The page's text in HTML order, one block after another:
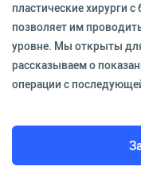
пластические хирурги
позволяет им
уровне. Мы открыты
рассказываем о
операции с